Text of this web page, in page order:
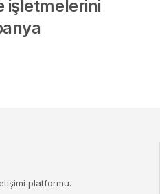
işletmelerini
platformu.